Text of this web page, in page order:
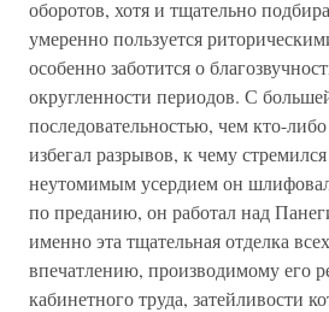
оборотов, хотя и тщательно
умеренно пользу­ется
особенно заботится о
округленности периодов. С
последовательностью, чем кто-
избегал разрывов, к чему
неутомимым усердием он
по преданию, он работал над
именно эта тщательная отделка
впечат­лению, производимому его
кабинетного труда, затейливости